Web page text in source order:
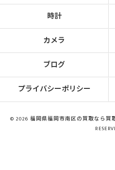
時計
カメラ
ブログ
プライバシーポリシー
© 2026 福岡県福岡市南区の買取なら買